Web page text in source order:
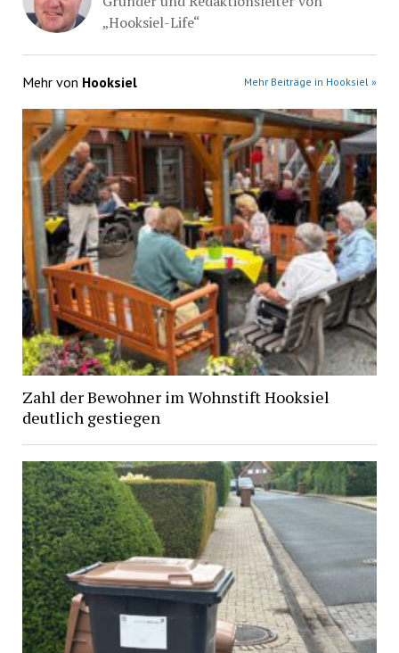
„Hooksiel-Life“
Mehr von Hooksiel Mehr Beiträge in Hooksiel »
Zahl der Bewohner im Wohnstift Hooksiel
deutlich gestiegen